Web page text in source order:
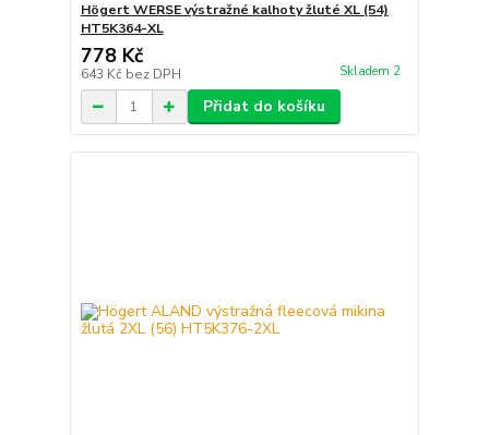
Högert WERSE výstražné kalhoty žluté XL (54)
HT5K364-XL
778 Kč
643 Kč bez DPH Skladem 2
Přidat do košíku